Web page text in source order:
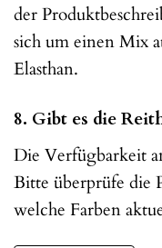
der
sich um einen Mix
Elasthan.
8. Gibt es die
Die Verfügbarkeit
Bitte überprüfe die
welche Farben